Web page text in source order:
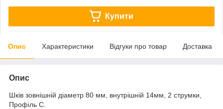
Купити
Опис Характеристики Відгуки про товар Доставка
Опис
Шків зовнішній діаметр 80 мм, внутрішній 14мм, 2 струмки,
Профіль С.